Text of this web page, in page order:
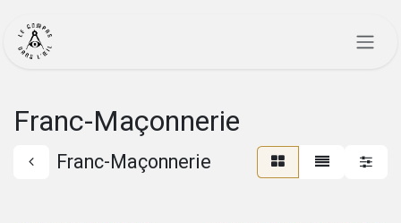
Franc-Maçonnerie
Franc-Maçonnerie